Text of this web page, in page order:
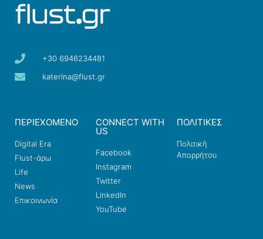
+30 6946234481
katerina@flust.gr
ΠΕΡΙΕΧΟΜΕΝΟ
Digital Era
Flust-άρω
Life
News
Επικοινωνία
CONNECT WITH
US
Facebook
Instagram
Twitter
LinkedIn
YouTube
ΠΟΛΙΤΙΚΕΣ
Πολιτική
Απορρήτου